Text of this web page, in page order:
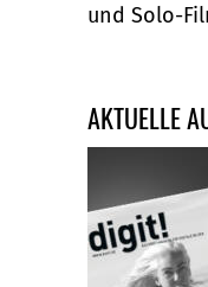
und Solo-
AKTUELLE